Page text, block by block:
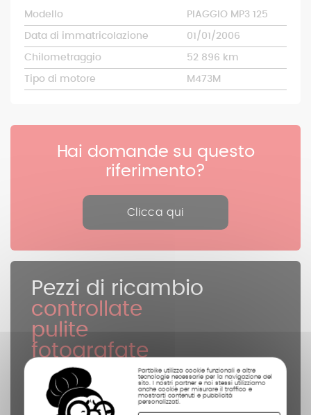
Partbike utilizza cookie funzionali e altre
tecnologie necessarie per la navigazione del
sito. I nostri partner e noi stessi utilizziamo
anche cookie per misurare il traffico e
mostrarti contenuti e pubblicità
personalizzati.
Modello PIAGGIO MP3 125
Data di immatricolazione 01/01/2006
Chilometraggio 52 896 km
Tipo di motore M473M
Hai domande su questo
riferimento?
Clicca qui
Pezzi di ricambio
controllate
pulite
fotografate